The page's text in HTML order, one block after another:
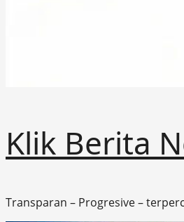
Klik Berita
Transparan – Progresive –